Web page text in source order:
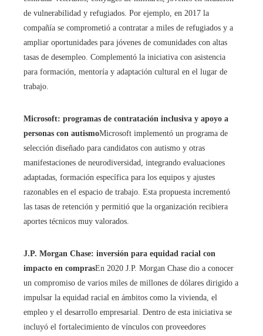
de vulnerabilidad y refugiados. Por ejemplo, en 2017 la
compañía se comprometió a contratar a miles de refugiados y a
ampliar oportunidades para jóvenes de comunidades con altas
tasas de desempleo. Complementó la iniciativa con asistencia
para formación, mentoría y adaptación cultural en el lugar de
trabajo.
Microsoft: programas de contratación inclusiva y apoyo a
personas con autismoMicrosoft implementó un programa de
selección diseñado para candidatos con autismo y otras
manifestaciones de neurodiversidad, integrando evaluaciones
adaptadas, formación específica para los equipos y ajustes
razonables en el espacio de trabajo. Esta propuesta incrementó
las tasas de retención y permitió que la organización recibiera
aportes técnicos muy valorados.
J.P. Morgan Chase: inversión para equidad racial con
impacto en comprasEn 2020 J.P. Morgan Chase dio a conocer
un compromiso de varios miles de millones de dólares dirigido a
impulsar la equidad racial en ámbitos como la vivienda, el
empleo y el desarrollo empresarial. Dentro de esta iniciativa se
incluyó el fortalecimiento de vínculos con proveedores